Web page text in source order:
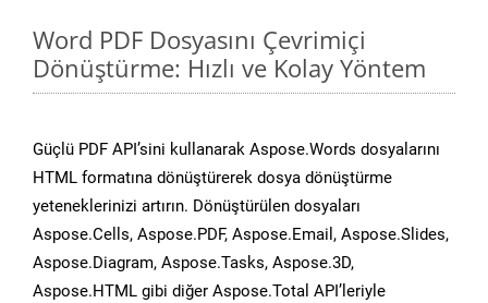
Word PDF Dosyasını Çevrimiçi
Dönüştürme: Hızlı ve Kolay Yöntem
Güçlü PDF API’sini kullanarak Aspose.Words dosyalarını
HTML formatına dönüştürerek dosya dönüştürme
yeteneklerinizi artırın. Dönüştürülen dosyaları
Aspose.Cells, Aspose.PDF, Aspose.Email, Aspose.Slides,
Aspose.Diagram, Aspose.Tasks, Aspose.3D,
Aspose.HTML gibi diğer Aspose.Total API’leriyle